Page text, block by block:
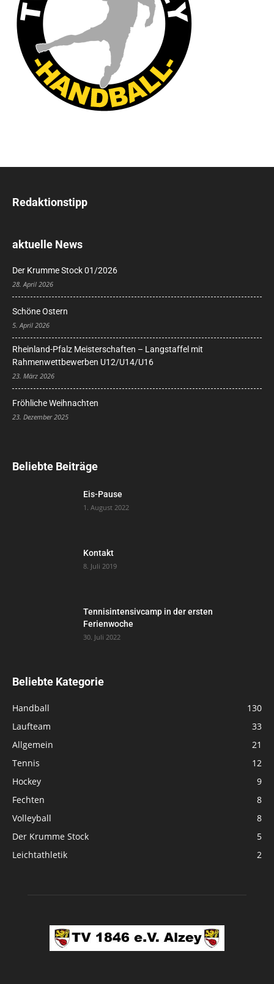
Redaktionstipp
aktuelle News
Der Krumme Stock 01/2026
28. April 2026
Schöne Ostern
5. April 2026
Rheinland-Pfalz Meisterschaften – Langstaffel mit
Rahmenwettbewerben U12/U14/U16
23. März 2026
Fröhliche Weihnachten
23. Dezember 2025
Beliebte Beiträge
Eis-Pause
1. August 2022
Kontakt
8. Juli 2019
Tennisintensivcamp in der ersten
Ferienwoche
30. Juli 2022
Beliebte Kategorie
Handball
130
Laufteam
33
Allgemein
21
Tennis
12
Hockey
9
Fechten
8
Volleyball
8
Der Krumme Stock
5
Leichtathletik
2